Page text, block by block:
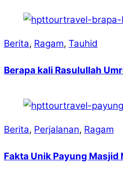
Berita, Ragam, Tauhid
Berapa kali Rasulullah
Berita, Perjalanan, Ragam
Fakta Unik Payung Masjid